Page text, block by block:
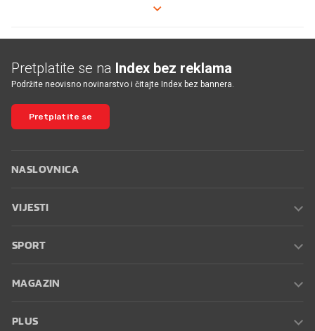
Pretplatite se na Index bez reklama
Podržite neovisno novinarstvo i čitajte Index bez bannera.
Pretplatite se
NASLOVNICA
VIJESTI
SPORT
MAGAZIN
PLUS